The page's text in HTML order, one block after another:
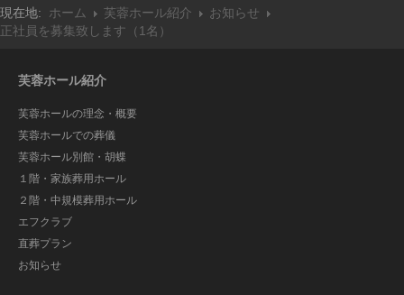
座布団
交通案内
採用情報
現在地: ホーム 芙蓉ホール紹介
お知らせ
正社員を募集致します（1名）
芙蓉ホール紹介
芙蓉ホールの理念・概要
芙蓉ホールでの葬儀
芙蓉ホール別館・胡蝶
１階・家族葬用ホール
２階・中規模葬用ホール
エフクラブ
直葬プラン
お知らせ